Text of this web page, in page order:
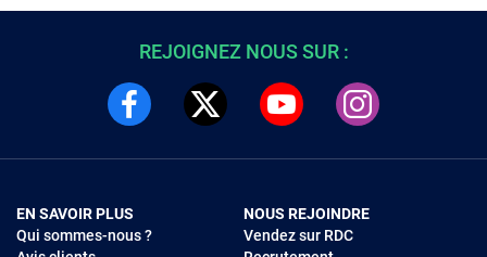
REJOIGNEZ NOUS SUR :
EN SAVOIR PLUS
Qui sommes-nous ?
NOUS REJOINDRE
Vendez sur RDC